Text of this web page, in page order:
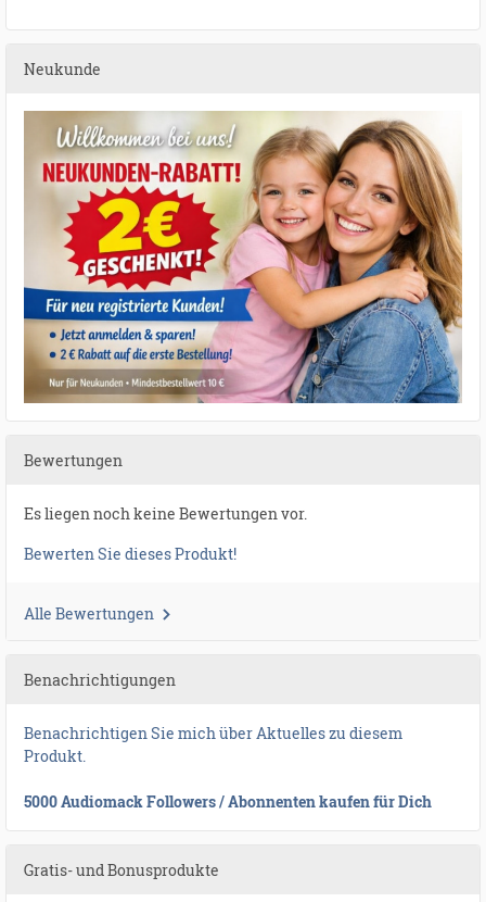
Neukunde
Bewertungen
Es liegen noch keine Bewertungen vor.
Bewerten Sie dieses Produkt!
Alle Bewertungen
Benachrichtigungen
Benachrichtigen Sie mich über Aktuelles zu diesem
Produkt.
5000 Audiomack Followers / Abonnenten kaufen für Dich
Gratis- und Bonusprodukte